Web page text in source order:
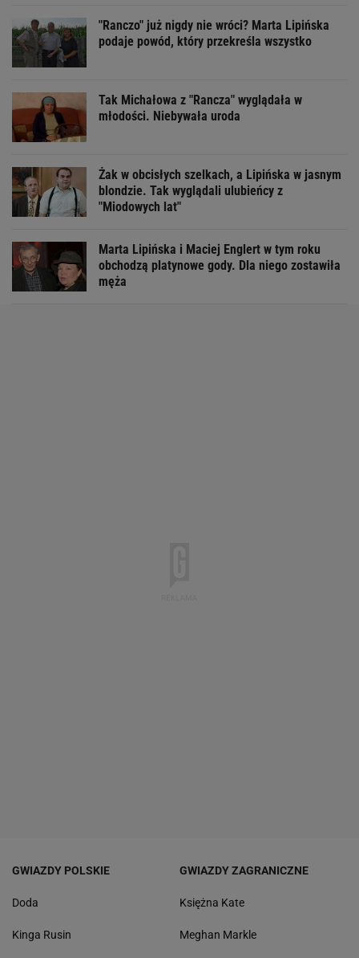
"Ranczo" już nigdy nie wróci? Marta Lipińska
podaje powód, który przekreśla wszystko
Tak Michałowa z "Rancza" wyglądała w
młodości. Niebywała uroda
Żak w obcisłych szelkach, a Lipińska w jasnym
blondzie. Tak wyglądali ulubieńcy z
"Miodowych lat"
Marta Lipińska i Maciej Englert w tym roku
obchodzą platynowe gody. Dla niego zostawiła
męża
GWIAZDY POLSKIE
Doda
Kinga Rusin
GWIAZDY ZAGRANICZNE
Księżna Kate
Meghan Markle